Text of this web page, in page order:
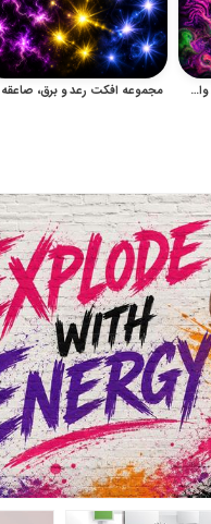
مجموعه هنر انتزاعی و فراکتال وال‌آرت و پترن‌های رنگی برای چاپ